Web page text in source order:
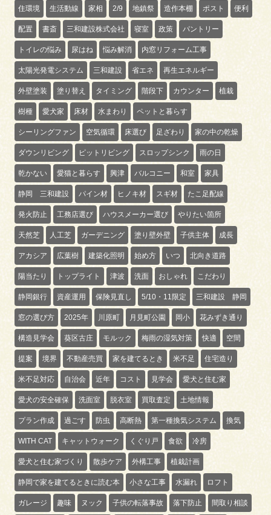
住環境 生活動線 家相 2/9 地鎮祭 造作本棚 ポスト 便利
配置 書斎 三和建設株式会社 寝室 政策 パントリー
トイレの悩み 尿はね 悩み解消 内窓リフォーム工事
太陽光発電システム 三和建設 省エネ 再生エネルギー
外壁塗装 塗り替え タイミング 階段下 カウンター 植栽
樹種 愛犬家 床材 水まわり ペットと暮らす
シーリングファン 空気循環 床選び 足ざわり 家の中の乾燥
ダウンリビング ピットリビング スロップシンク 雨の日
乾かない 愛猫と暮らす 興津 バルコニー 和室 家具
静岡 三和建設 パイン材 ヒノキ材 スギ材 たこ足配線
発火防止 工務店選び ハウスメーカー選び やりたい箇所
天然芝 人工芝 ガーデニング 塗り壁外壁 子供主体 成長
アカシア 広葉樹 建築化照明 始め方 いつ 北向き道路
陽当たり トップライト 津波 洗面 おしゃれ こだわり
静岡銀行 資産運用 保険見直し 5/10・11限定 三和建設 静岡
窓の選び方 2025年 川原町 月見町公園 岡小 花みずき通り
構造見学会 葵区古庄 モルック 梅雨の湿気対策 快適 空間
提案 境界 不動産売買 家を建てるとき 米不足 住宅造り
米不足対応 自治会 近年 コスト 見学会 愛犬と住む家
愛犬の安全確保 洗面室 脱衣室 買取査定 土地情報
プラン作成 過ごす 防虫 高断熱 第一種換気システム 換気
WITH CAT キャットウォーク くぐり戸 食欲 冷房
愛犬と住む家づくり 散歩ケア 外構工事 植栽計画
静岡で家を建てるときに読む本 小さな工事 水漏れ ロフト
ガレージ 趣味 ヌック 子供の転落事故 落下防止 間取り相談